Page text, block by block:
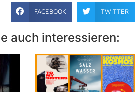
FACEBOOK TWITTER
auch interessieren: